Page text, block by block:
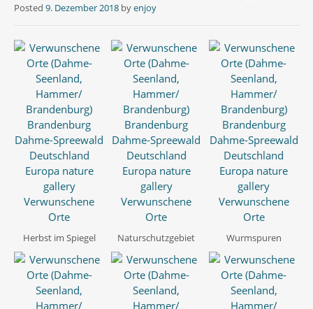
Posted 9. Dezember 2018 byenjoy
Herbst im Spiegel Naturschutzgebiet Wurmspuren